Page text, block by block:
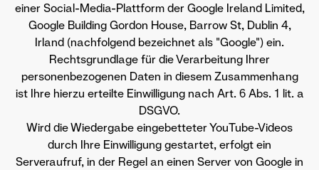
einer Social-Media-Plattform der Google Ireland Limited,
Google Building Gordon House, Barrow St, Dublin 4,
Irland (nachfolgend bezeichnet als "Google") ein.
Rechtsgrundlage für die Verarbeitung Ihrer
personenbezogenen Daten in diesem Zusammenhang
ist Ihre hierzu erteilte Einwilligung nach Art. 6 Abs. 1 lit. a
DSGVO.
Wird die Wiedergabe eingebetteter YouTube-Videos
durch Ihre Einwilligung gestartet, erfolgt ein
Serveraufruf, in der Regel an einen Server von Google in